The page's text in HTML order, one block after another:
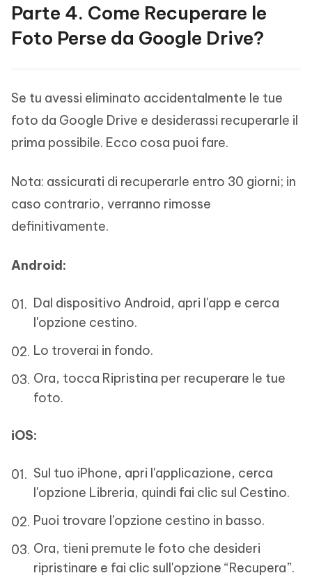
Parte 4. Come Recuperare le
Foto Perse da Google Drive?
Se tu avessi eliminato accidentalmente le tue
foto da Google Drive e desiderassi recuperarle il
prima possibile. Ecco cosa puoi fare.
Nota: assicurati di recuperarle entro 30 giorni; in
caso contrario, verranno rimosse
definitivamente.
Android:
Dal dispositivo Android, apri l'app e cerca
l'opzione cestino.
Lo troverai in fondo.
Ora, tocca Ripristina per recuperare le tue
foto.
iOS:
Sul tuo iPhone, apri l'applicazione, cerca
l'opzione Libreria, quindi fai clic sul Cestino.
Puoi trovare l'opzione cestino in basso.
Ora, tieni premute le foto che desideri
ripristinare e fai clic sull'opzione “Recupera”.